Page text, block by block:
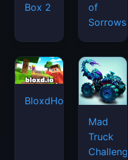
Box 2
of
Sorrows
BloxdHop.io
Mad
Truck
Challenge